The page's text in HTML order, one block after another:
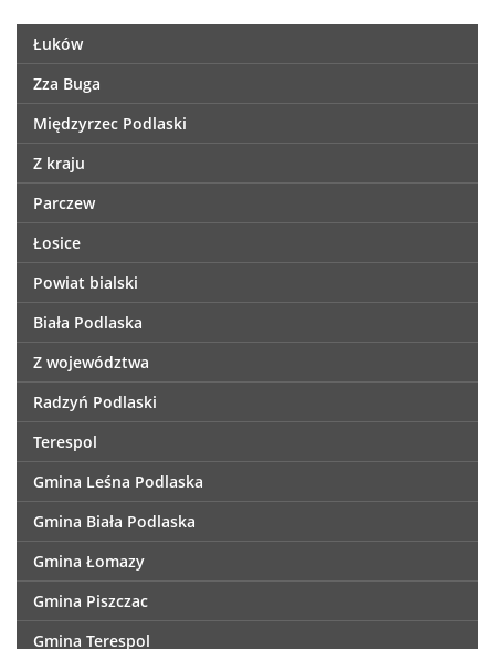
Łuków
Zza Buga
Międzyrzec Podlaski
Z kraju
Parczew
Łosice
Powiat bialski
Biała Podlaska
Z województwa
Radzyń Podlaski
Terespol
Gmina Leśna Podlaska
Gmina Biała Podlaska
Gmina Łomazy
Gmina Piszczac
Gmina Terespol